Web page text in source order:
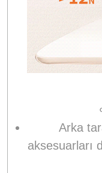
Arka
aksesuarları